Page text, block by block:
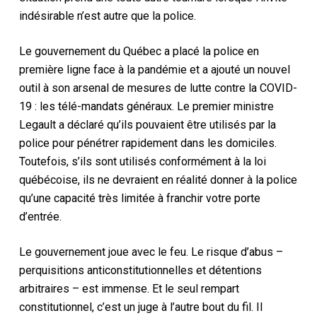
indésirable n’est autre que la police.
Le gouvernement du Québec a placé la police en
première ligne face à la pandémie et a ajouté un nouvel
outil à son arsenal de mesures de lutte contre la COVID-
19 : les télé-mandats généraux. Le premier ministre
Legault a déclaré qu’ils pouvaient être utilisés par la
police pour pénétrer rapidement dans les domiciles.
Toutefois, s’ils sont utilisés conformément à la loi
québécoise, ils ne devraient en réalité donner à la police
qu’une capacité très limitée à franchir votre porte
d’entrée.
Le gouvernement joue avec le feu. Le risque d’abus –
perquisitions anticonstitutionnelles et détentions
arbitraires – est immense. Et le seul rempart
constitutionnel, c’est un juge à l’autre bout du fil. Il